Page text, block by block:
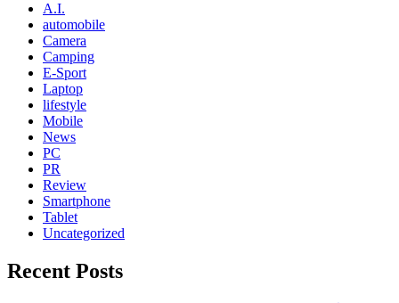
A.I.
automobile
Camera
Camping
E-Sport
Laptop
lifestyle
Mobile
News
PC
PR
Review
Smartphone
Tablet
Uncategorized
Recent Posts